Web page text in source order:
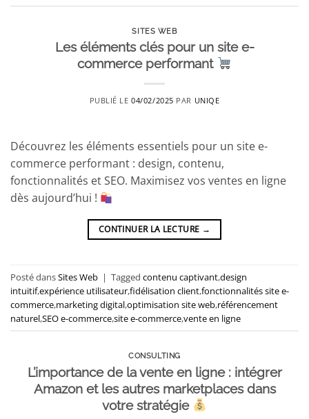
SITES WEB
Les éléments clés pour un site e-
commerce performant
PUBLIÉ LE04/02/2025 PAR UNIQE
Découvrez les éléments essentiels pour un site e-
commerce performant : design, contenu,
fonctionnalités et SEO. Maximisez vos ventes en ligne
dès aujourd’hui !
CONTINUER LA LECTURE →
Posté dansSites Web | Tagged contenu captivant,design
intuitif,expérience utilisateur,fidélisation client,fonctionnalités site e-
commerce,marketing digital,optimisation site web,référencement
naturel,SEO e-commerce,site e-commerce,vente en ligne
CONSULTING
L’importance de la vente en ligne : intégrer
Amazon et les autres marketplaces dans
votre stratégie